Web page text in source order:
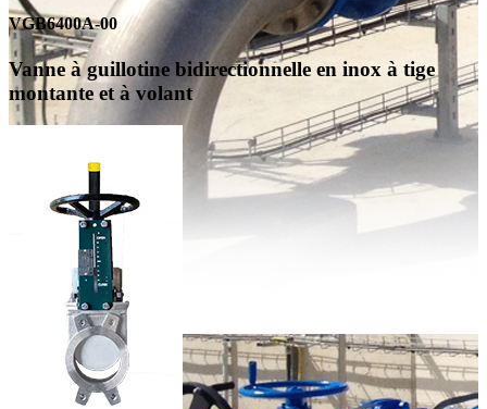
VGB6400A-00
Vanne à guillotine bidirectionnelle en inox à tige
montante et à volant